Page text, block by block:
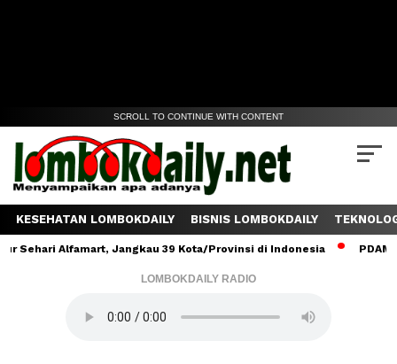
SCROLL TO CONTINUE WITH CONTENT
KESEHATAN LOMBOKDAILY BISNIS LOMBOKDAILY
Alfamart, Jangkau 39 Kota/Provinsi di Indonesia PDAM
LOMBOKDAILY RADIO